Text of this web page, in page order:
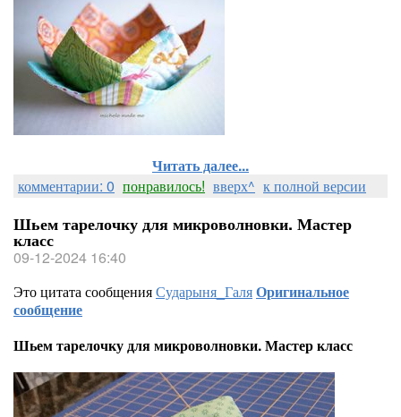
Читать далее...
комментарии: 0 понравилось! вверх^ к полной версии
Шьем тарелочку для микроволновки. Мастер
класс
09-12-2024 16:40
Это цитата сообщенияСударыня_ГаляОригинальное
сообщение
Шьем тарелочку для микроволновки. Мастер класс